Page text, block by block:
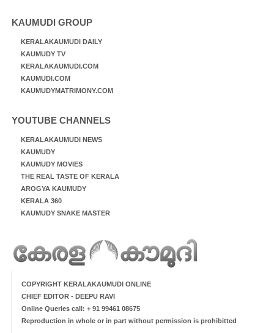
KAUMUDI GROUP
KERALAKAUMUDI DAILY
KAUMUDY TV
KERALAKAUMUDI.COM
KAUMUDI.COM
KAUMUDYMATRIMONY.COM
YOUTUBE CHANNELS
KERALAKAUMUDI NEWS
KAUMUDY
KAUMUDY MOVIES
THE REAL TASTE OF KERALA
AROGYA KAUMUDY
KERALA 360
KAUMUDY SNAKE MASTER
COPYRIGHT KERALAKAUMUDI ONLINE
CHIEF EDITOR - DEEPU RAVI
Online Queries call: + 91 99461 08675
Reproduction in whole or in part without permission is prohibitted